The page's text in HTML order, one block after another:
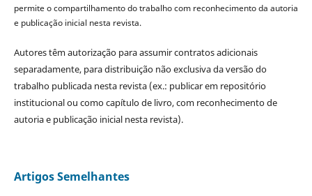
permite o compartilhamento do trabalho com reconhecimento da autoria
e publicação inicial nesta revista.
Autores têm autorização para assumir contratos adicionais
separadamente, para distribuição não exclusiva da versão do
trabalho publicada nesta revista (ex.: publicar em repositório
institucional ou como capítulo de livro, com reconhecimento de
autoria e publicação inicial nesta revista).
Artigos Semelhantes